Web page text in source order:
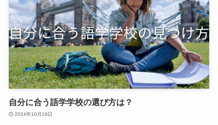
自分に合う語学学校の選び方は？
2024年10月18日